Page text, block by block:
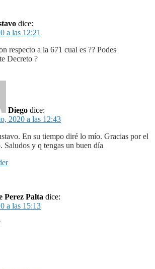
dice:
a las 12:21
respecto a la 671 cual es ?? Podes
Decreto ?
Diego dice:
2020 a las 12:43
En su tiempo diré lo mío. Gracias por el
Saludos y q tengas un buen día
Perez Palta dice:
a las 15:13